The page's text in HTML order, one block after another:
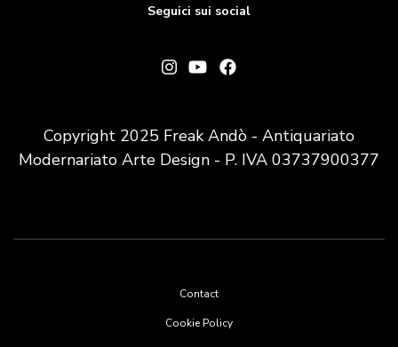
Seguici sui social
Copyright 2025 Freak Andò - Antiquariato
Modernariato Arte Design - P. IVA 03737900377
Contact
Cookie Policy